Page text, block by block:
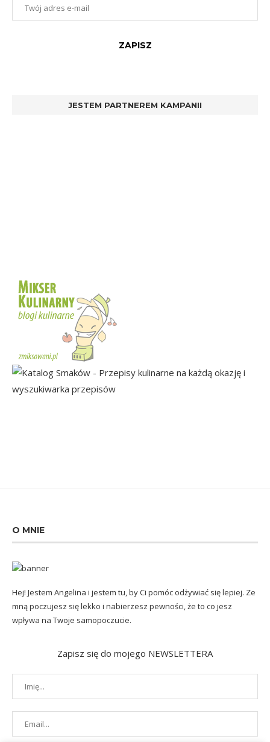
JESTEM PARTNEREM KAMPANII
O MNIE
Hej! Jestem Angelina i jestem tu, by Ci pomóc odżywiać się lepiej. Ze
mną poczujesz się lekko i nabierzesz pewności, że to co jesz
wpływa na Twoje samopoczucie.
Zapisz się do mojego NEWSLETTERA